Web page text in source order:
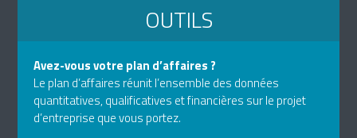
OUTILS
Avez-vous votre plan d’affaires ?
Le plan d’affaires réunit l’ensemble des données
quantitatives, qualificatives et financières sur le projet
d’entreprise que vous portez.